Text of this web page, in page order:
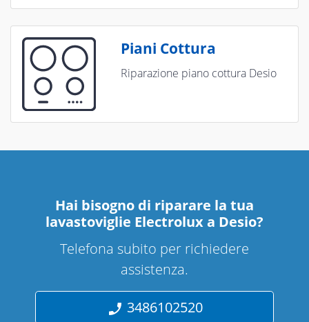
Piani Cottura
Riparazione piano cottura Desio
Hai bisogno di riparare la tua
lavastoviglie Electrolux a Desio?
Telefona subito per richiedere
assistenza.
3486102520